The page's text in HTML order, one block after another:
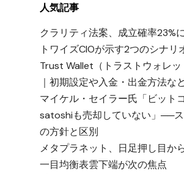
人気記事
クラリティ法案、成立確率23%
トワイズCIOが示す2つのシナリ
Trust Wallet（トラストウォレ
｜初期設定や入金・出金方法な
マイケル・セイラー氏「ビット
satoshiも売却していない」──
の方針と区別
メタプラネット、日足押し目か
一目均衡表雲下端が次の焦点